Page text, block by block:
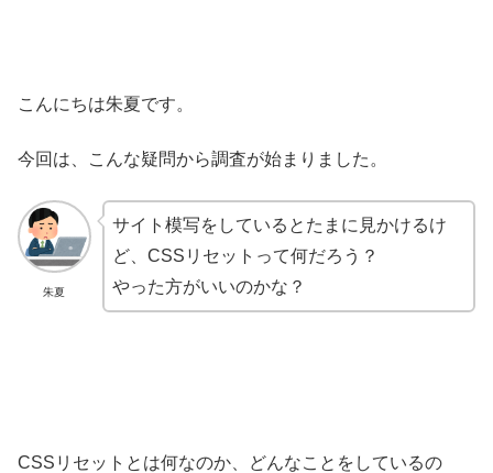
こんにちは朱夏です。
今回は、こんな疑問から調査が始まりました。
朱夏
サイト模写をしているとたまに見かけるけ
ど、CSSリセットって何だろう？
やった方がいいのかな？
CSSリセットとは何なのか、どんなことをしているの